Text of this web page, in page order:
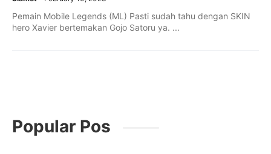
Pemain Mobile Legends (ML) Pasti sudah tahu dengan SKIN
hero Xavier bertemakan Gojo Satoru ya. ...
Popular Pos